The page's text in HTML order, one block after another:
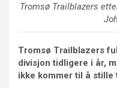
Tromsø Trailblazers
Tromsø Trailblazers
divisjon tidligere i år,
ikke kommer til å